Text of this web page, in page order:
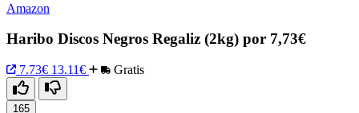
Amazon
Haribo Discos Negros Regaliz (2kg) por 7,73€
7.73€ 13.11€ Gratis
165